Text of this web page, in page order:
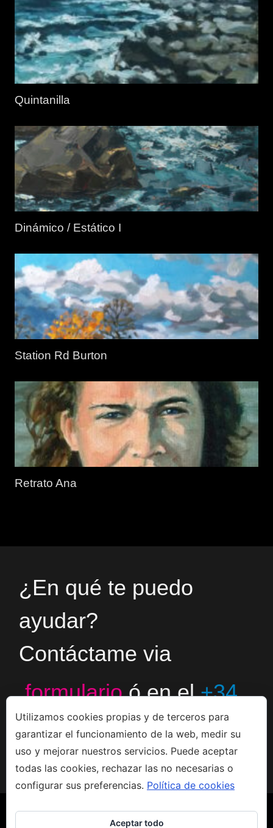
Quintanilla
Dinámico / Estático I
Station Rd Burton
Retrato Ana
¿En qué te puedo
ayudar?
Contáctame via
formularioó en el+34
666533308
Utilizamos cookies propias y de terceros para
garantizar el funcionamiento de la web, medir su
uso y mejorar nuestros servicios. Puede aceptar
todas las cookies, rechazar las no necesarias o
configurar sus preferencias. Política de cookies
Aceptar todo